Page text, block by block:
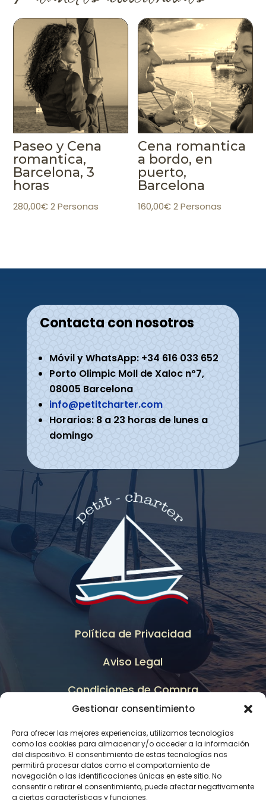
Gestionar consentimiento
Para ofrecer las mejores experiencias, utilizamos tecnologías
como las cookies para almacenar y/o acceder a la información
del dispositivo. El consentimiento de estas tecnologías nos
permitirá procesar datos como el comportamiento de
navegación o las identificaciones únicas en este sitio. No
consentir o retirar el consentimiento, puede afectar negativamente
a ciertas características y funciones.
Paseo y Cena
romantica,
Barcelona, 3
horas
280,00€ 2 Personas
Cena romantica
a bordo, en
puerto,
Barcelona
160,00€2 Personas
Contacta con nosotros
Móvil y WhatsApp: +34 616 033 652
Porto Olimpic Moll de Xaloc nº7,
08005 Barcelona
info@petitcharter.com
Horarios: 8 a 23 horas de lunes a
domingo
Política de Privacidad
Aviso Legal
Condiciones de Compra
Mapa del Sitio